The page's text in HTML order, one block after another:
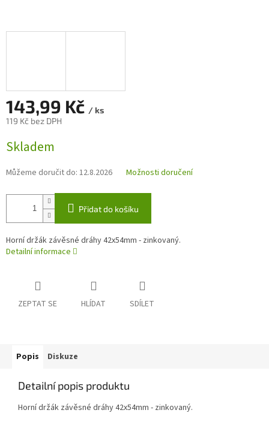
143,99 Kč / ks
119 Kč bez DPH
cena:
Skladem
Můžeme doručit do: 12.8.2026 Možnosti doručení
Přidat do košíku
Horní držák závěsné dráhy 42x54mm - zinkovaný.
Detailní informace
ZEPTAT SE HLÍDAT SDÍLET
Popis Diskuze
Detailní popis produktu
Horní držák závěsné dráhy 42x54mm - zinkovaný.